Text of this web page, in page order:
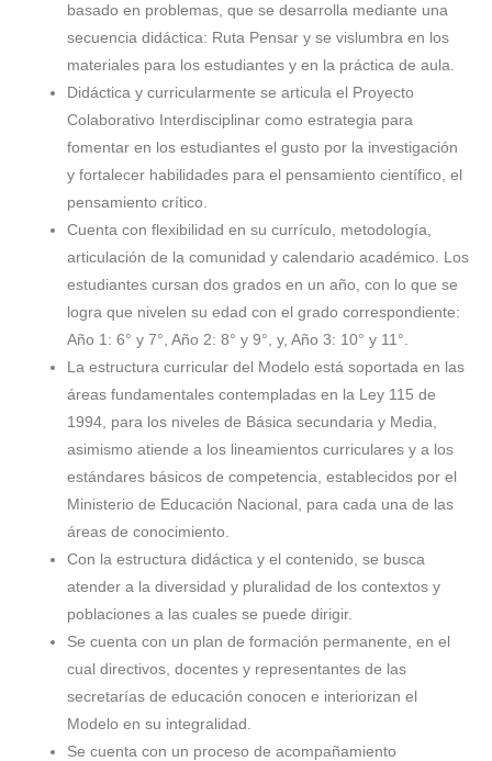
basado en problemas, que se desarrolla mediante una
secuencia didáctica: Ruta Pensar y se vislumbra en los
materiales para los estudiantes y en la práctica de aula.
Didáctica y curricularmente se articula el Proyecto
Colaborativo Interdisciplinar como estrategia para
fomentar en los estudiantes el gusto por la investigación
y fortalecer habilidades para el pensamiento científico, el
pensamiento crítico.
Cuenta con flexibilidad en su currículo, metodología,
articulación de la comunidad y calendario académico. Los
estudiantes cursan dos grados en un año, con lo que se
logra que nivelen su edad con el grado correspondiente:
Año 1: 6° y 7°, Año 2: 8° y 9°, y, Año 3: 10° y 11°.
La estructura curricular del Modelo está soportada en las
áreas fundamentales contempladas en la Ley 115 de
1994, para los niveles de Básica secundaria y Media,
asimismo atiende a los lineamientos curriculares y a los
estándares básicos de competencia, establecidos por el
Ministerio de Educación Nacional, para cada una de las
áreas de conocimiento.
Con la estructura didáctica y el contenido, se busca
atender a la diversidad y pluralidad de los contextos y
poblaciones a las cuales se puede dirigir.
Se cuenta con un plan de formación permanente, en el
cual directivos, docentes y representantes de las
secretarías de educación conocen e interiorizan el
Modelo en su integralidad.
Se cuenta con un proceso de acompañamiento